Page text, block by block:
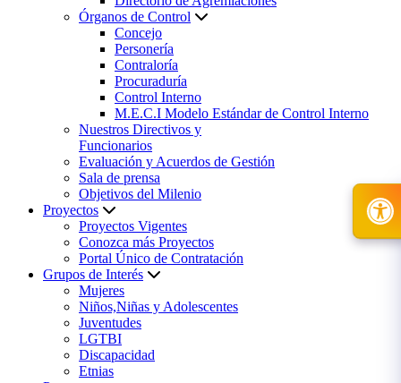
Órganos de Control
Concejo
Personería
Contraloría
Procuraduría
Control Interno
M.E.C.I Modelo Estándar de Control Interno
Nuestros Directivos y
Funcionarios
Evaluación y Acuerdos de Gestión
Sala de prensa
Objetivos del Milenio
Proyectos
Proyectos Vigentes
Conozca más Proyectos
Portal Único de Contratación
Grupos de Interés
Mujeres
Niños,Niñas y Adolescentes
Juventudes
LGTBI
Discapacidad
Etnias